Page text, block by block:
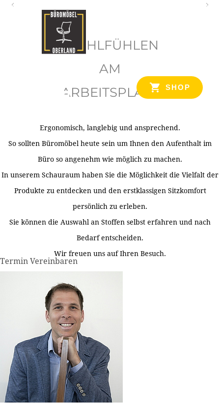
SHOP
WOHLFÜHLEN
AM
ARBEITSPLATZ
Ergonomisch, langlebig und ansprechend.
So sollten Büromöbel heute sein um Ihnen den Aufenthalt im
Büro so angenehm wie möglich zu machen.
In unserem Schauraum haben Sie die Möglichkeit die Vielfalt der
Produkte zu entdecken und den erstklassigen Sitzkomfort
persönlich zu erleben.
Sie können die Auswahl an Stoffen selbst erfahren und nach
Bedarf entscheiden.
Wir freuen uns auf Ihren Besuch.
Termin Vereinbaren